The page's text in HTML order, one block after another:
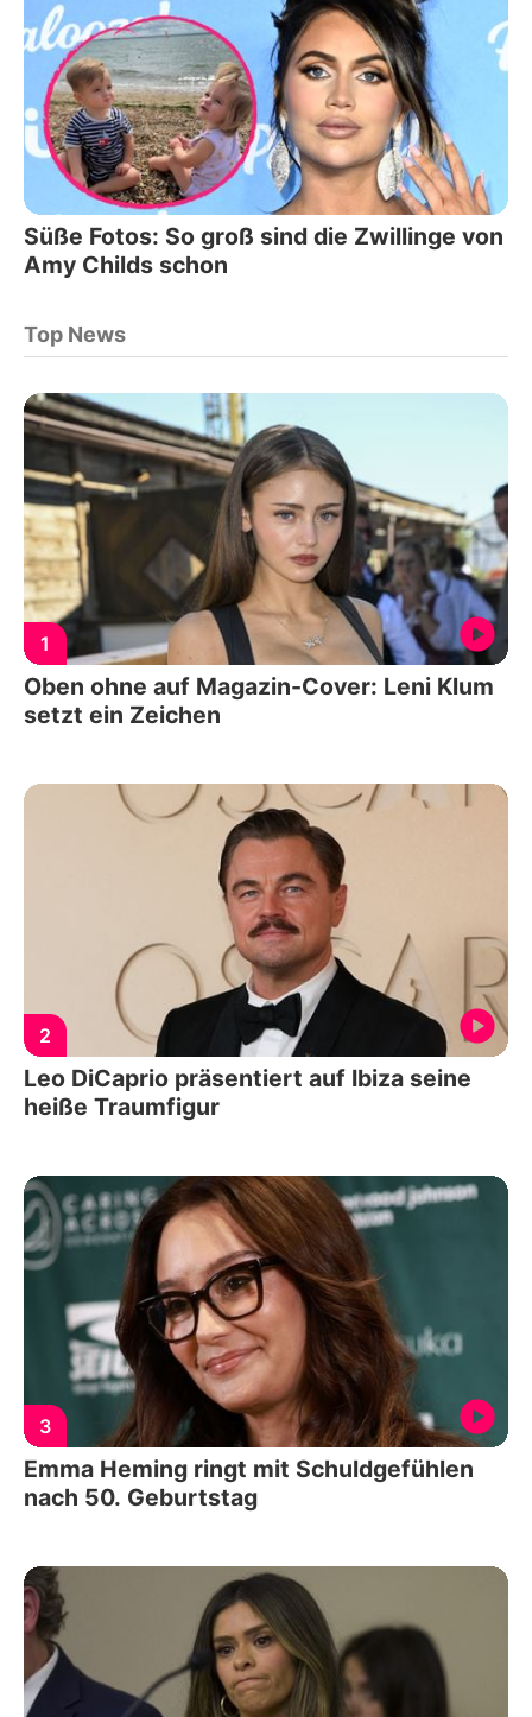
Süße Fotos: So groß sind die Zwillinge von
Amy Childs schon
Top News
1
Oben ohne auf Magazin-Cover: Leni Klum
setzt ein Zeichen
2
Leo DiCaprio präsentiert auf Ibiza seine
heiße Traumfigur
3
Emma Heming ringt mit Schuldgefühlen
nach 50. Geburtstag